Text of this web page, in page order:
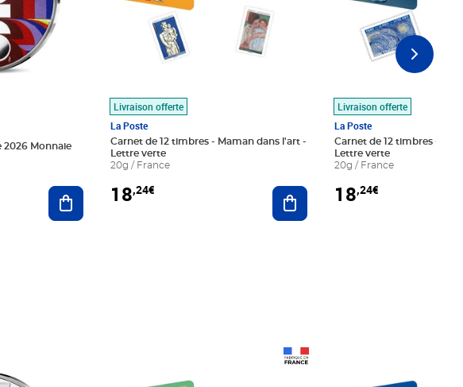
2026 Monnaie
Ajouter au panier
Livraison offerte
La Poste
Carnet de 12 timbres - Maman dans l'art -
Lettre verte
20g / France
18,24€ Ajouter au panier
Livraison offerte
La Poste
Carnet de 12 timbres - Le
Lettre verte
20g / France
18,24€